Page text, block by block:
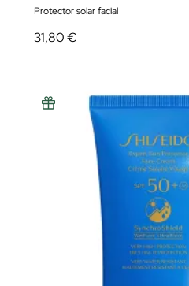
Protector solar facial
31,80 €